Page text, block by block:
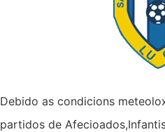
Debido as condicions
partidos de